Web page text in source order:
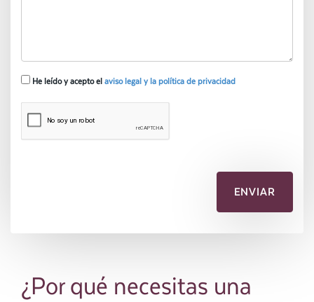
He leído y acepto el aviso legal y la política de privacidad
¿Por qué necesitas una